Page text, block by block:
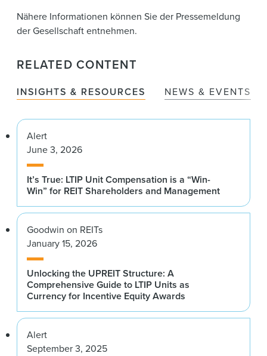
Nähere Informationen können Sie der Pressemeldung
der Gesellschaft entnehmen.
RELATED CONTENT
INSIGHTS & RESOURCES NEWS & EVENTS
Alert
June 3, 2026
It’s True: LTIP Unit Compensation is a “Win-
Win” for REIT Shareholders and Management
Goodwin on REITs
January 15, 2026
Unlocking the UPREIT Structure: A
Comprehensive Guide to LTIP Units as
Currency for Incentive Equity Awards
Alert
September 3, 2025